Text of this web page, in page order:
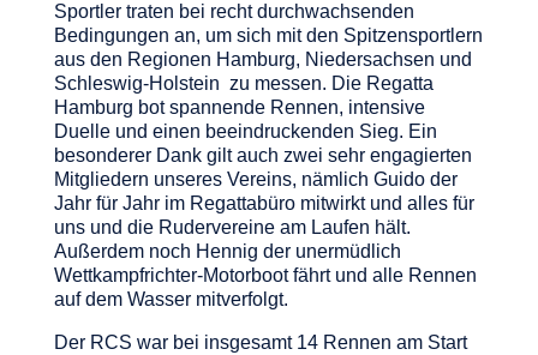
Sportler traten bei recht durchwachsenden
Bedingungen an, um sich mit den Spitzensportlern
aus den Regionen Hamburg, Niedersachsen und
Schleswig-Holstein zu messen. Die Regatta
Hamburg bot spannende Rennen, intensive
Duelle und einen beeindruckenden Sieg. Ein
besonderer Dank gilt auch zwei sehr engagierten
Mitgliedern unseres Vereins, nämlich Guido der
Jahr für Jahr im Regattabüro mitwirkt und alles für
uns und die Rudervereine am Laufen hält.
Außerdem noch Hennig der unermüdlich
Wettkampfrichter-Motorboot fährt und alle Rennen
auf dem Wasser mitverfolgt.
Der RCS war bei insgesamt 14 Rennen am Start